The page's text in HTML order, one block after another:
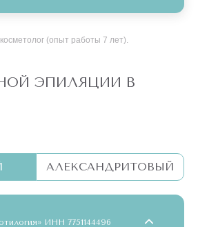
(опыт работы 7 лет).
ЭПИЛЯЦИИ В
АЛЕКСАНДРИТОВЫЙ
ИНН 7751144496